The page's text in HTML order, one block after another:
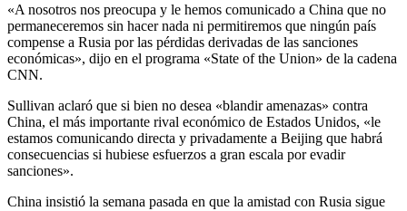
«A nosotros nos preocupa y le hemos comunicado a China que no
permaneceremos sin hacer nada ni permitiremos que ningún país
compense a Rusia por las pérdidas derivadas de las sanciones
económicas», dijo en el programa «State of the Union» de la cadena
CNN.
Sullivan aclaró que si bien no desea «blandir amenazas» contra
China, el más importante rival económico de Estados Unidos, «le
estamos comunicando directa y privadamente a Beijing que habrá
consecuencias si hubiese esfuerzos a gran escala por evadir
sanciones».
China insistió la semana pasada en que la amistad con Rusia sigue